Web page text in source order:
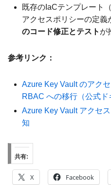
既存のIaCテンプレート
アクセスポリシーの定義
のコード修正とテスト が
参考リンク：
Azure Key Vault のアク
RBAC への移行（公式ド
Azure Key Vault アクセ
知
共有:
X Facebook